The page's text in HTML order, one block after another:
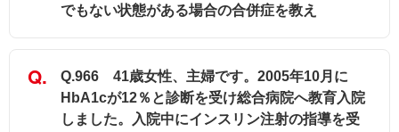
でもない状態がある場合の合併症を教え
Q.966 41歳女性、主婦です。2005年10月に
HbA1cが12％と診断を受け総合病院へ教育入院
しました。入院中にインスリン注射の指導を受